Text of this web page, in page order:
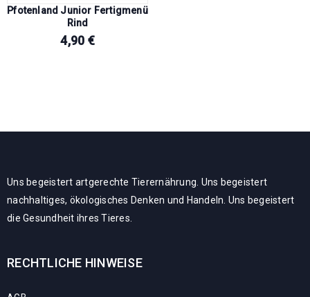
Pfotenland Junior Fertigmenü
Rind
4,90 €
Uns begeistert artgerechte Tierernährung. Uns begeistert
nachhaltiges, ökologisches Denken und Handeln. Uns begeistert
die Gesundheit ihres Tieres.
RECHTLICHE HINWEISE